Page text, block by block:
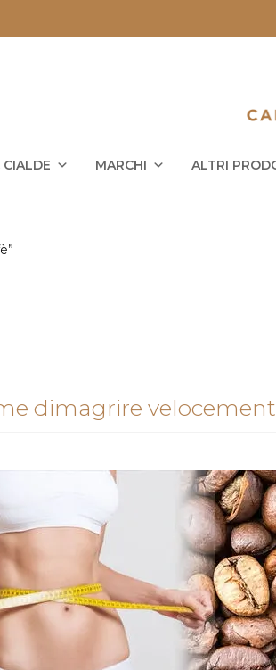
CIALDE MARCHI ALTRI
dimagrire